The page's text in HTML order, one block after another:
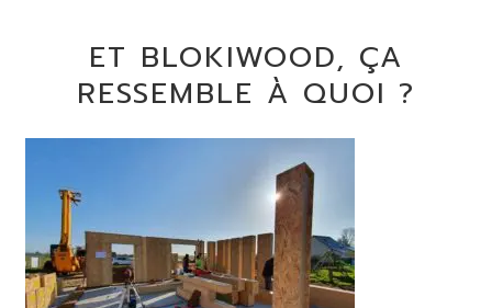
ET BLOKIWOOD, ÇA
RESSEMBLE À QUOI ?